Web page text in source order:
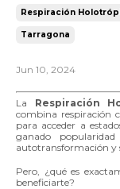
Respiración
Tarragona
Jun 10, 2024
La Respiración
combina respiración
para acceder a
ganado
autotransformación y
Pero, ¿qué es
beneficiarte?